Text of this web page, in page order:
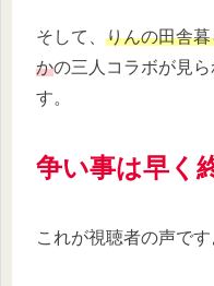
そして、 りんの田舎
かの三人コラボが見
す。
争い事は早く
これが視聴者の声です